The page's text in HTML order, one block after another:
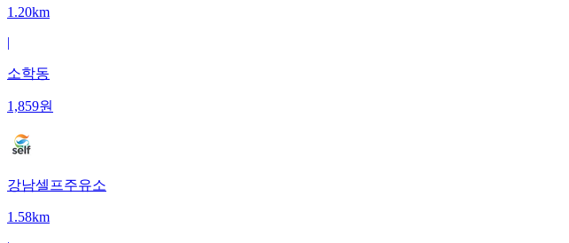
1.20km
|
소학동
1,859원
강남셀프주유소
1.58km